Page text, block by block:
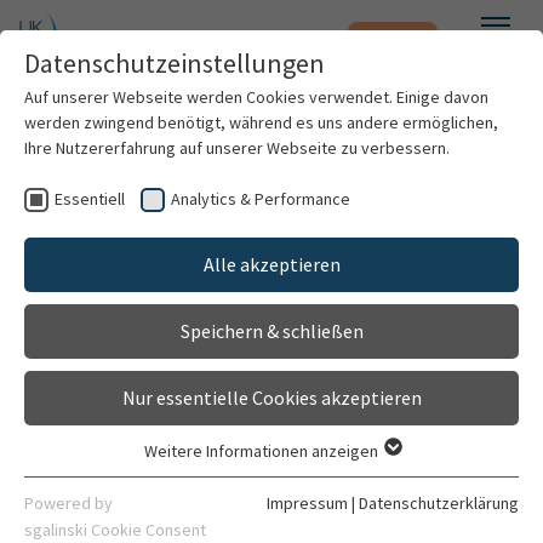
Zum Hauptinhalt springen Notfall
Patienten & Besucher
Kliniken & Institute
Forschung
Karriere
Ambulanz Neurotoxizität
Ambulanz
Gehört zu
Neurologie und Poliklinik
Kontaktdaten
Datenschutzeinstellungen
Auf unserer Webseite werden Cookies verwendet. Einige davon
werden zwingend benötigt, während es uns andere ermöglichen,
Ihre Nutzererfahrung auf unserer Webseite zu verbessern.
Essentiell Analytics & Performance
Alle akzeptieren
Speichern & schließen
Nur essentielle Cookies akzeptieren
Essentielle Cookies werden für grundlegende Funktionen der
Webseite benötigt. Dadurch ist gewährleistet, dass die
Weitere Informationen anzeigen
Powered by
sgalinski Cookie Consent
Impressum | Datenschutzerklärung